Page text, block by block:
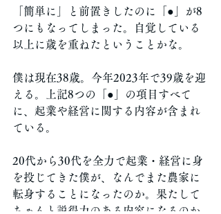
「簡単に」と前置きしたのに「●」が8
つにもなってしまった。自覚している
以上に歳を重ねたということかな。
僕は現在38歳。今年2023年で39歳を迎
える。上記8つの「●」の項目すべて
に、起業や経営に関する内容が含まれ
ている。
20代から30代を全力で起業・経営に身
を投じてきた僕が、なんでまた農家に
転身することになったのか。果たして
ちゃんと説得力のある内容になるのか